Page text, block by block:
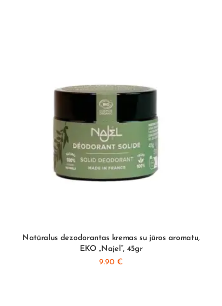
Natūralus dezodorantas kremas su jūros aromatu,
EKO „Najel”, 45gr
9.90 €